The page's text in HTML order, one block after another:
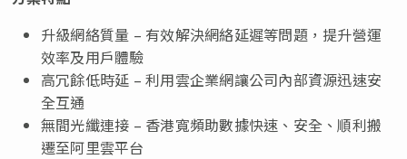
升級網絡質量 – 有效解決網絡延遲等問題，提升營運
效率及用戶體驗
高冗餘低時延 – 利用雲企業網讓公司內部資源迅速安
全互通
無間光纖連接 – 香港寬頻助數據快速、安全、順利搬
遷至阿里雲平台